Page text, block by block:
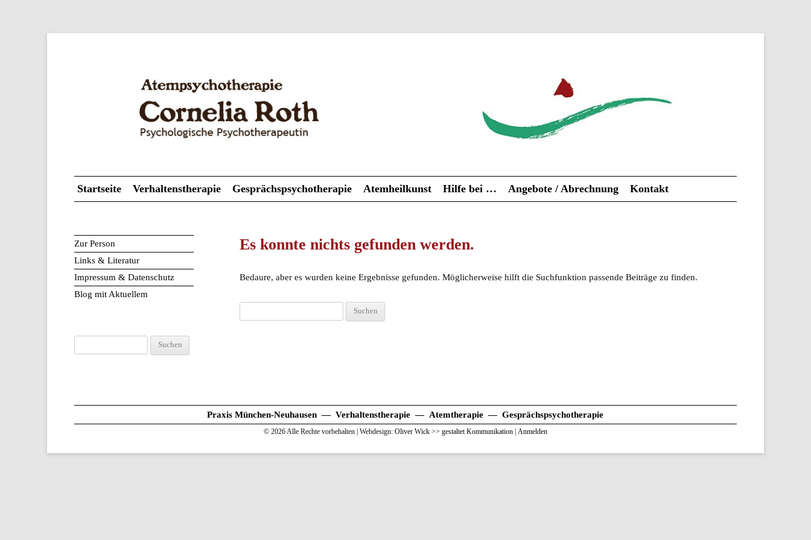
Atempsychotherapie
Inhalt
Startseite Verhaltenstherapie Gesprächspsychotherapie Atemheilkunst Hilfe bei … Angebote / Abrechnung Kontakt
Es konnte nichts gefunden werden.
Bedaure, aber es wurden keine Ergebnisse gefunden. Möglicherweise hilft die Suchfunktion passende Beiträge zu finden.
nach:
Zur Person
Links & Literatur
Impressum & Datenschutz
Blog mit Aktuellem
Praxis München-Neuhausen — Verhaltenstherapie — Atemtherapie — Gesprächspsychotherapie
© 2026 Alle Rechte vorbehalten | Webdesign: Oliver Wick >> gestaltet Kommunikation| Anmelden